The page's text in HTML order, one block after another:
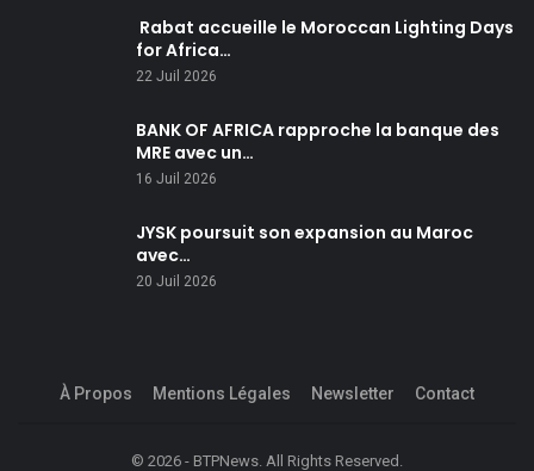
Rabat accueille le Moroccan Lighting Days
for Africa…
22 Juil 2026
BANK OF AFRICA rapproche la banque des
MRE avec un…
16 Juil 2026
JYSK poursuit son expansion au Maroc
avec…
20 Juil 2026
À Propos Mentions Légales Newsletter Contact
© 2026 - BTPNews. All Rights Reserved.